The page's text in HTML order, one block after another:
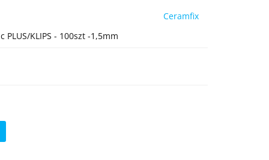
Ceramfix
PLUS/KLIPS - 100szt -1,5mm